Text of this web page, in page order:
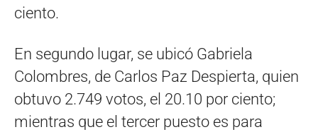
ciento.
En segundo lugar, se ubicó Gabriela
Colombres, de Carlos Paz Despierta, quien
obtuvo 2.749 votos, el 20.10 por ciento;
mientras que el tercer puesto es para